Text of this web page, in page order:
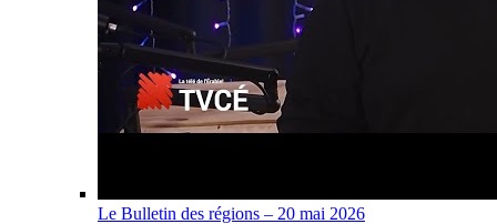
Le Bulletin des régions – 20 mai 2026